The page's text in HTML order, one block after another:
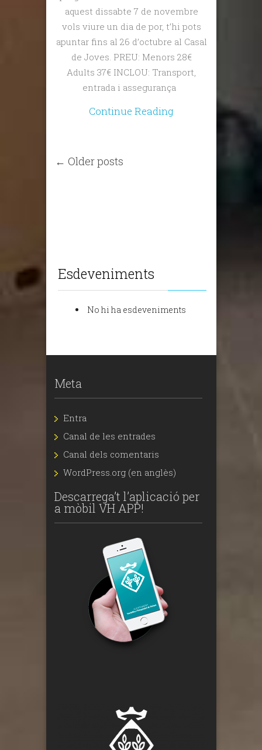
aquest dissabte 7 de novembre
vols viure un dia de por, t’hi pots
apuntar fins al 26 d’octubre al Casal
de Joves. PREU: Menors 28€
Adults 37€ INCLOU: Transport,
entrada i assegurança
Continue Reading
← Older posts
Esdeveniments
No hi ha esdeveniments
Meta
Entra
Canal de les entrades
Canal dels comentaris
WordPress.org (en anglès)
Descarrega’t l’aplicació per
a mòbil VH APP!